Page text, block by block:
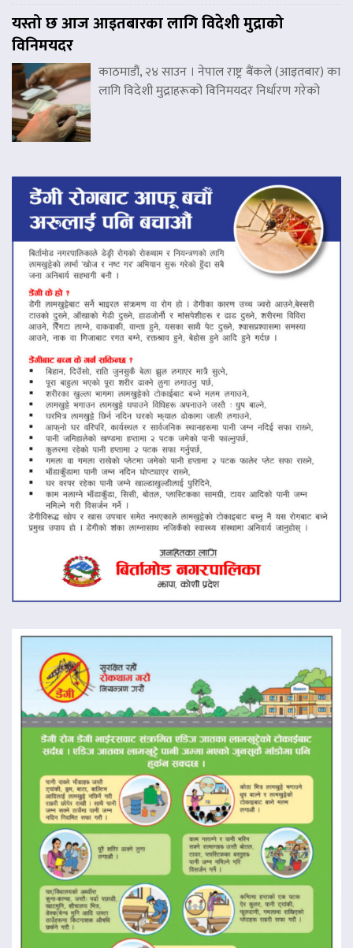
यस्तो छ आज आइतबारका लागि विदेशी मुद्राको
विनिमयदर
काठमाडौं, २४ साउन । नेपाल राष्ट्र बैंकले (आइतबार) का
लागि विदेशी मुद्राहरूको विनिमयदर निर्धारण गरेको